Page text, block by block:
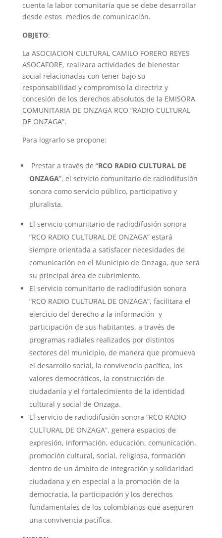
cuenta la labor comunitaria que se debe desarrollar
desde estos medios de comunicación.
OBJETO:
La ASOCIACION CULTURAL CAMILO FORERO REYES
ASOCAFORE, realizara actividades de bienestar
social relacionadas con tener bajo su
responsabilidad y compromiso la directriz y
concesión de los derechos absolutos de la EMISORA
COMUNITARIA DE ONZAGA RCO “RADIO CULTURAL
DE ONZAGA”.
Para lograrlo se propone:
Prestar a través de “RCO RADIO CULTURAL DE
ONZAGA”, el servicio comunitario de radiodifusión
sonora como servicio público, participativo y
pluralista.
El servicio comunitario de radiodifusión sonora
“RCO RADIO CULTURAL DE ONZAGA” estará
siempre orientada a satisfacer necesidades de
comunicación en el Municipio de Onzaga, que será
su principal área de cubrimiento.
El servicio comunitario de radiodifusión sonora
“RCO RADIO CULTURAL DE ONZAGA”, facilitara el
ejercicio del derecho a la información y
participación de sus habitantes, a través de
programas radiales realizados por distintos
sectores del municipio, de manera que promueva
el desarrollo social, la convivencia pacífica, los
valores democráticos, la construcción de
ciudadanía y el fortalecimiento de la identidad
cultural y social de Onzaga.
El servicio de radiodifusión sonora “RCO RADIO
CULTURAL DE ONZAGA”, genera espacios de
expresión, información, educación, comunicación,
promoción cultural, social, religiosa, formación
dentro de un ámbito de integración y solidaridad
ciudadana y en especial a la promoción de la
democracia, la participación y los derechos
fundamentales de los colombianos que aseguren
una convivencia pacífica.